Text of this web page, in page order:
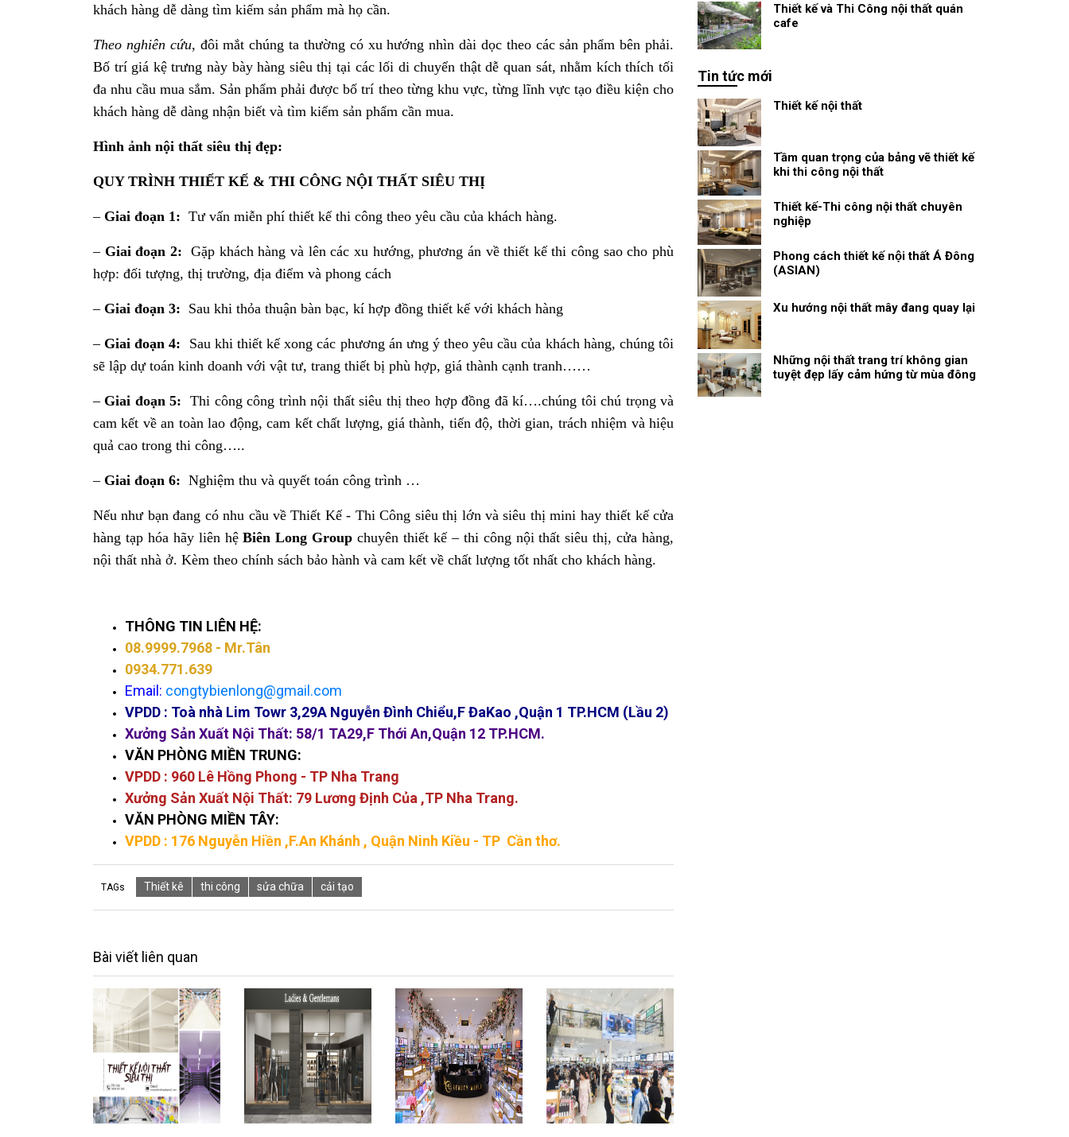
khách hàng dễ dàng tìm kiếm sản phẩm mà họ cần.
Theo nghiên cứu, đôi mắt chúng ta thường có xu hướng nhìn dài dọc theo các sản phẩm bên phải.
Bố trí giá kệ trưng này bày hàng siêu thị tại các lối di chuyển thật dễ quan sát, nhằm kích thích tối
đa nhu cầu mua sắm. Sản phẩm phải được bố trí theo từng khu vực, từng lĩnh vực tạo điều kiện cho
khách hàng dễ dàng nhận biết và tìm kiếm sản phẩm cần mua.
Hình ảnh nội thất siêu thị đẹp:
QUY TRÌNH THIẾT KẾ & THI CÔNG NỘI THẤT SIÊU THỊ
– Giai đoạn 1: Tư vấn miễn phí thiết kế thi công theo yêu cầu của khách hàng.
– Giai đoạn 2: Gặp khách hàng và lên các xu hướng, phương án về thiết kế thi công sao cho phù
hợp: đối tượng, thị trường, địa điểm và phong cách
– Giai đoạn 3: Sau khi thỏa thuận bàn bạc, kí hợp đồng thiết kế với khách hàng
– Giai đoạn 4: Sau khi thiết kế xong các phương án ưng ý theo yêu cầu của khách hàng, chúng tôi
sẽ lập dự toán kinh doanh với vật tư, trang thiết bị phù hợp, giá thành cạnh tranh……
– Giai đoạn 5: Thi công công trình nội thất siêu thị theo hợp đồng đã kí….chúng tôi chú trọng và
cam kết về an toàn lao động, cam kết chất lượng, giá thành, tiến độ, thời gian, trách nhiệm và hiệu
quả cao trong thi công…..
– Giai đoạn 6: Nghiệm thu và quyết toán công trình …
Nếu như bạn đang có nhu cầu về Thiết Kế - Thi Công siêu thị lớn và siêu thị mini hay thiết kế cửa
hàng tạp hóa hãy liên hệBiên Long Group chuyên thiết kế – thi công nội thất siêu thị, cửa hàng,
nội thất nhà ở. Kèm theo chính sách bảo hành và cam kết về chất lượng tốt nhất cho khách hàng.
THÔNG TIN LIÊN HỆ:
08.9999.7968 - Mr.Tân
0934.771.639
Email: congtybienlong@gmail.com
VPDD : Toà nhà Lim Towr 3,29A Nguyễn Đình Chiểu,F ĐaKao ,Quận 1 TP.HCM (Lầu 2)
Xưởng Sản Xuất Nội Thất: 58/1 TA29,F Thới An,Quận 12 TP.HCM.
VĂN PHÒNG MIỀN TRUNG:
VPDD : 960 Lê Hồng Phong - TP Nha Trang
Xưởng Sản Xuất Nội Thất: 79 Lương Định Của ,TP Nha Trang.
VĂN PHÒNG MIỀN TÂY:
VPDD : 176 Nguyễn Hiền ,F.An Khánh , Quận Ninh Kiều - TP Cần thơ.
TAGs Thiết kê thi công sửa chữa cải tạo
Bài viết liên quan
Thiết kế và Thi Công nội thất quán
cafe
Tin tức mới
Thiết kế nội thất
Tầm quan trọng của bảng vẽ thiết kế
khi thi công nội thất
Thiết kế-Thi công nội thất chuyên
nghiệp
Phong cách thiết kế nội thất Á Đông
(ASIAN)
Xu hướng nội thất mây đang quay lại
Những nội thất trang trí không gian
tuyệt đẹp lấy cảm hứng từ mùa đông